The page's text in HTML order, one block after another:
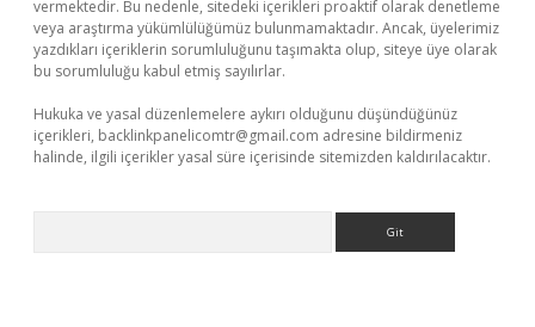
vermektedir. Bu nedenle, sitedeki içerikleri proaktif olarak denetleme
veya araştırma yükümlülüğümüz bulunmamaktadır. Ancak, üyelerimiz
yazdıkları içeriklerin sorumluluğunu taşımakta olup, siteye üye olarak
bu sorumluluğu kabul etmiş sayılırlar.
Hukuka ve yasal düzenlemelere aykırı olduğunu düşündüğünüz
içerikleri, backlinkpanelicomtr@gmail.com adresine bildirmeniz
halinde, ilgili içerikler yasal süre içerisinde sitemizden kaldırılacaktır.